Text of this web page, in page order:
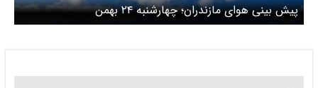
پیش بینی هوای مازندران؛ چهارشنبه ۲۴ بهمن